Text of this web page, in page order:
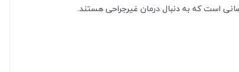
است که به دنبال درمان غیرجراحی هستند.